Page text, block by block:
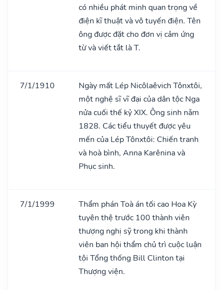
có nhiều phát minh quan trọng về
điện kĩ thuật và vô tuyến điện. Tên
ông được đặt cho đơn vị cảm ứng
từ và viết tắt là T.
7/1/1910
Ngày mất Lép Nicôlaêvich Tônxtôi,
một nghệ sĩ vĩ đại của dân tộc Nga
nửa cuối thế kỷ XIX. Ông sinh nǎm
1828. Các tiểu thuyết được yêu
mến của Lép Tônxtôi: Chiến tranh
và hoà bình, Anna Karênina và
Phục sinh.
7/1/1999
Thẩm phán Toà án tối cao Hoa Kỳ
tuyên thệ trước 100 thành viên
thượng nghị sỹ trong khi thành
viên ban hội thẩm chủ trì cuộc luận
tội Tổng thống Bill Clinton tại
Thượng viện.